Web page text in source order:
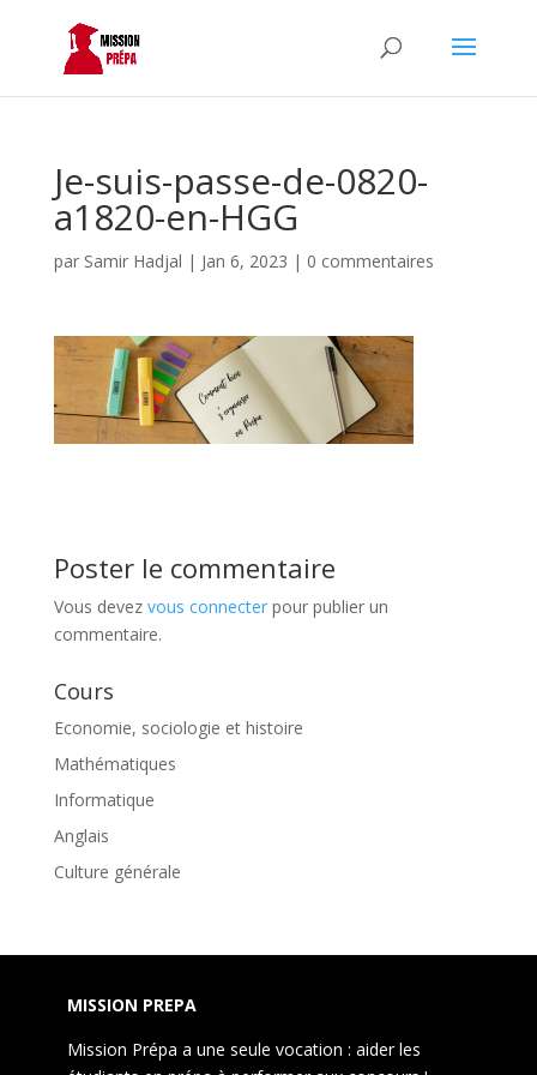
Je-suis-passe-de-0820-
a1820-en-HGG
par Samir Hadjal | Jan 6, 2023 | 0 commentaires
Poster le commentaire
Vous devez vous connecterpour publier un
commentaire.
Cours
Economie, sociologie et histoire
Mathématiques
Informatique
Anglais
Culture générale
MISSION PREPA
Mission Prépa a une seule vocation : aider les